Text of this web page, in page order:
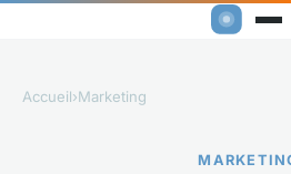
Accueil›Marketing